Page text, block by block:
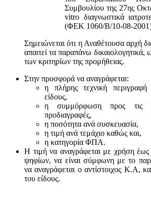
Συμβουλίου της 27ης
vitro διαγνωστικά
(ΦΕΚ 1060/Β/10-08-
Σημειώνεται ότι η Αναθέτουσα αρχή
απαιτεί τα παραπάνω
των κριτηρίων της προμήθειας.
Στην προσφορά να αναγράφεται:
η πλήρης τεχνική
είδους,
η συμμόρφωση προς τις
προδιαγραφές,
η ποσότητα ανά συσκευασία,
η τιμή ανά τεμάχιο καθώς και,
η κατηγορία ΦΠΑ.
Η τιμή να αναγράφεται με χρήση
ψηφίων, να είναι σύμφωνη με το
να αναγράφεται ο αντίστοιχος Κ.Α,
του είδους.